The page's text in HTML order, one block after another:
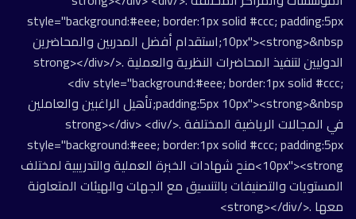
style="background:#eee; border:1px solid #ccc; padding:5px
10px"><strong>&nbsp;استقدام أفضل المدربين والمحاضرين
الدوليين لتنفيذ المحاضرات النظرية والعملية .</strong></div>
<div style="background:#eee; border:1px solid #ccc;
padding:5px 10px"><strong>&nbsp;تأهيل الراغبين والعاملين
في المجالات الرياضية المختلفة .</strong></div> <div
style="background:#eee; border:1px solid #ccc; padding:5px
10px"><strong>منح شهادات الخبرة العملية والتدريبية لمختلف
المستويات والتصنيفات بالتنسيق مع الجهات والهيئات المتعاونة
معها .</strong></div>